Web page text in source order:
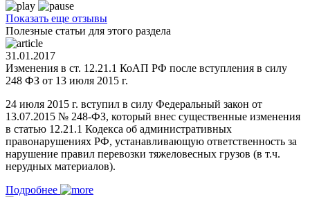
Показать еще отзывы
Полезные статьи для этого раздела
31.01.2017
Изменения в ст. 12.21.1 КоАП РФ после вступления в силу
248 ФЗ от 13 июля 2015 г.
24 июля 2015 г. вступил в силу Федеральный закон от
13.07.2015 № 248-ФЗ, который внес существенные изменения
в статью 12.21.1 Кодекса об административных
правонарушениях РФ, устанавливающую ответственность за
нарушение правил перевозки тяжеловесных грузов (в т.ч.
нерудных материалов).
Подробнее